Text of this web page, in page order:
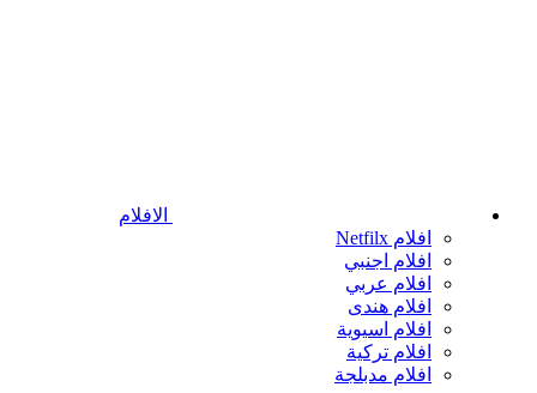
الافلام
افلام Netfilx
افلام اجنبي
افلام عربي
افلام هندى
افلام اسيوية
افلام تركية
افلام مدبلجة